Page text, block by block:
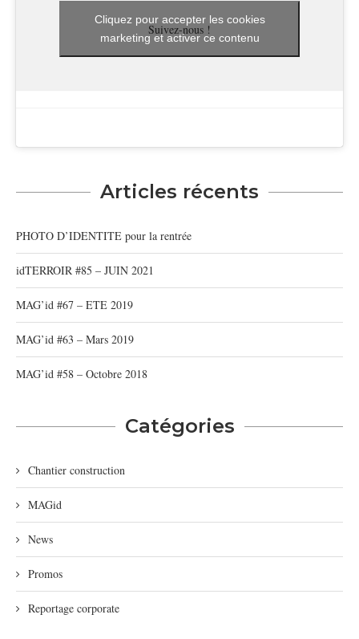
Suivez-nous !
Cliquez pour accepter les cookies
marketing et activer ce contenu
Articles récents
PHOTO D’IDENTITE pour la rentrée
idTERROIR #85 – JUIN 2021
MAG’id #67 – ETE 2019
MAG’id #63 – Mars 2019
MAG’id #58 – Octobre 2018
Catégories
Chantier construction
MAGid
News
Promos
Reportage corporate